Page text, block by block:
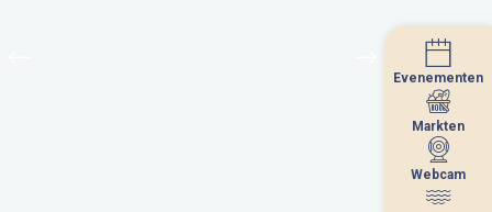
Evenementen
Markten
Webcam